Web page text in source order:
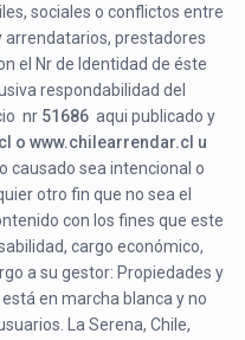
sociales o conflictos entre
prestadores
el Nr de Identidad de éste
respondabilidad del
nr 51686 aqui publicado y
o www.chilearrendar.cl u
causado sea intencional o
otro fin que no sea el
con los fines que este
cargo económico,
a su gestor: Propiedades y
en marcha blanca y no
La Serena, Chile,